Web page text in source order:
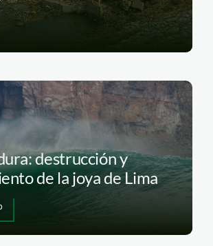
destrucción y
de la joya de Lima